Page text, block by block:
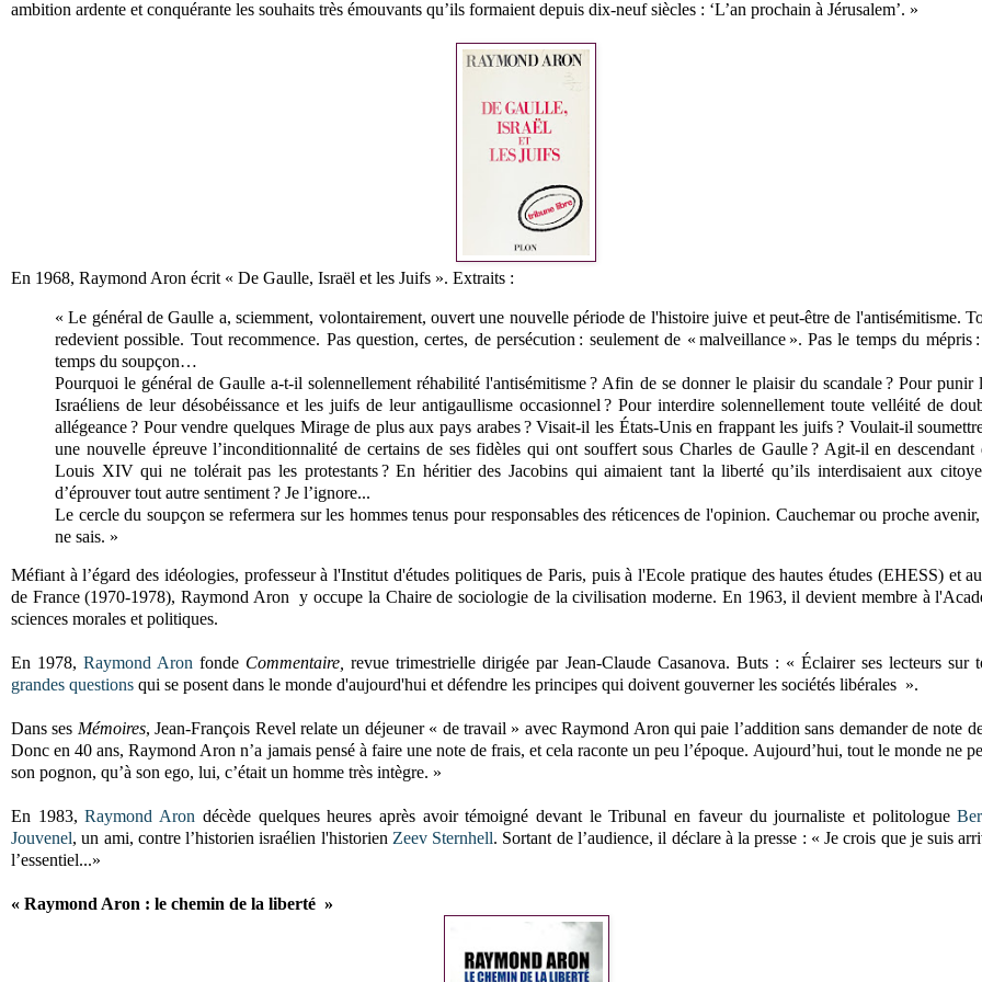
ambition ardente et conquérante les souhaits très émouvants qu’ils formaient depuis dix-neuf siècles : ‘L’an prochain à Jérusalem’. »
En 1968, Raymond Aron écrit « De Gaulle, Israël et les Juifs ». Extraits :
« Le général de Gaulle a, sciemment, volontairement, ouvert une nouvelle période de l'histoire juive et peut-être de l'antisémitisme.
redevient possible. Tout recommence. Pas question, certes, de persécution : seulement de « malveillance ». Pas le temps du mépris
temps du soupçon…
Pourquoi le général de Gaulle a-t-il solennellement réhabilité l'antisémitisme ? Afin de se donner le plaisir du scandale ? Pour punir
Israéliens de leur désobéissance et les juifs de leur antigaullisme occasionnel ? Pour interdire solennellement toute velléité de
allégeance ? Pour vendre quelques Mirage de plus aux pays arabes ? Visait-il les États-Unis en frappant les juifs ? Voulait-il
une nouvelle épreuve l’inconditionnalité de certains de ses fidèles qui ont souffert sous Charles de Gaulle ? Agit-il en descendant
Louis XIV qui ne tolérait pas les protestants ? En héritier des Jacobins qui aimaient tant la liberté qu’ils interdisaient aux
d’éprouver tout autre sentiment ? Je l’ignore...
Le cercle du soupçon se refermera sur les hommes tenus pour responsables des réticences de l'opinion. Cauchemar ou proche
ne sais. »
Méfiant à l’égard des idéologies, professeur à l'Institut d'études politiques de Paris, puis à l'Ecole pratique des hautes études (EHESS) et
de France (1970-1978), Raymond Aron y occupe la Chaire de sociologie de la civilisation moderne. En 1963, il devient membre à
sciences morales et politiques.
En 1978,Raymond Aron fonde Commentaire,revue trimestrielle dirigée par Jean-Claude Casanova. Buts : « Éclairer ses lecteurs sur
grandes questions qui se posent dans le monde d'aujourd'hui et défendre les principes qui doivent gouverner les sociétés libérales ».
Dans ses Mémoires, Jean-François Revel relate un déjeuner « de travail » avec Raymond Aron qui paie l’addition sans demander de note
Donc en 40 ans, Raymond Aron n’a jamais pensé à faire une note de frais, et cela raconte un peu l’époque. Aujourd’hui, tout le monde ne
son pognon, qu’à son ego, lui, c’était un homme très intègre. »
En 1983,Raymond Aron décède quelques heures après avoir témoigné devant le Tribunal en faveur du journaliste et politologue
Jouvenel, un ami, contre l’historien israélien l'historien Zeev Sternhell. Sortant de l’audience, il déclare à la presse : « Je crois que je suis
l’essentiel...»
« Raymond Aron : le chemin de la liberté »